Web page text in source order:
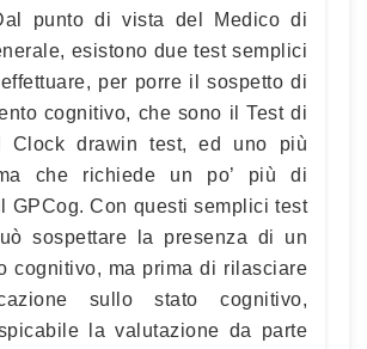
punto di vista del Medico di
esistono due test semplici
per porre il sospetto di
cognitivo, che sono il Test di
Clock drawin test, ed uno più
che richiede un po’ più di
GPCog. Con questi semplici test
sospettare la presenza di un
cognitivo, ma prima di rilasciare
sullo stato cognitivo,
la valutazione da parte